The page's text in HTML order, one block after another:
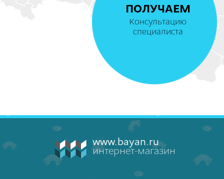
ПОЛУЧАЕМ
Консультацию
специалиста
www.bayan.ru
интернет-магазин